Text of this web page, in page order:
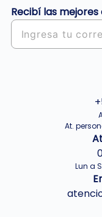
Recibí las
At.
Lun a